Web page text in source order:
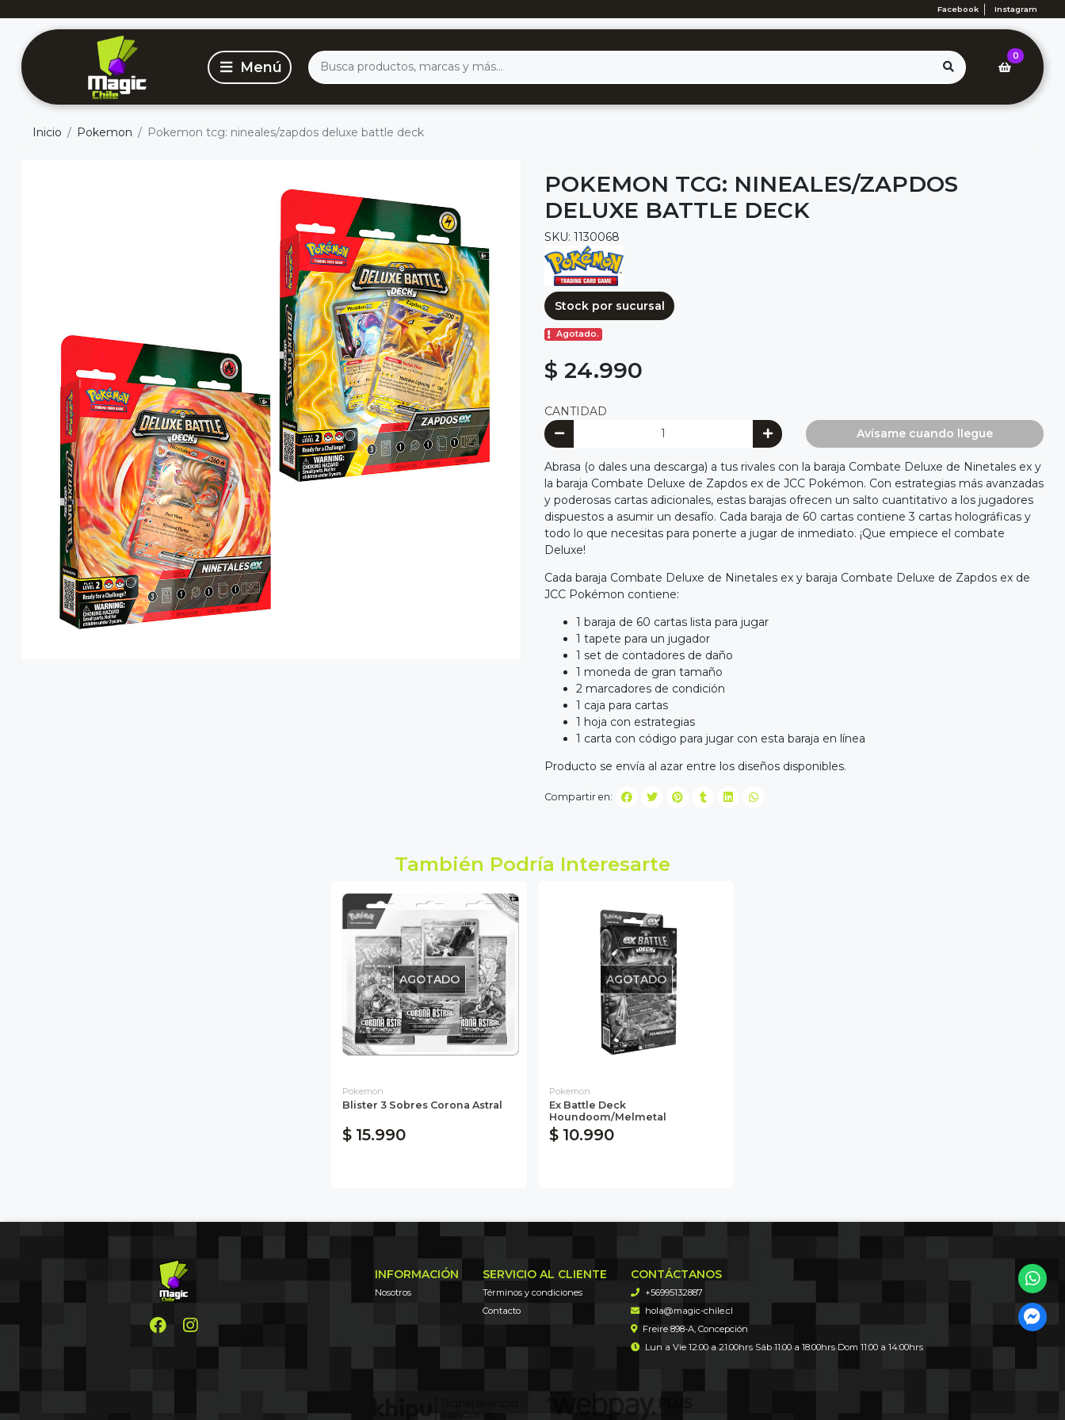
Facebook Instagram
0
Inicio Pokemon Pokemon tcg: nineales/zapdos deluxe battle deck
POKEMON TCG: NINEALES/ZAPDOS
DELUXE BATTLE DECK
SKU: 1130068
Stock por sucursal
Agotado.
$ 24.990
CANTIDAD
Avísame cuando llegue
Abrasa (o dales una descarga) a tus rivales con la baraja Combate Deluxe de Ninetales ex y
la baraja Combate Deluxe de Zapdos ex de JCC Pokémon. Con estrategias más avanzadas
y poderosas cartas adicionales, estas barajas ofrecen un salto cuantitativo a los jugadores
dispuestos a asumir un desafío. Cada baraja de 60 cartas contiene 3 cartas holográficas y
todo lo que necesitas para ponerte a jugar de inmediato. ¡Que empiece el combate
Deluxe!
Cada baraja Combate Deluxe de Ninetales ex y baraja Combate Deluxe de Zapdos ex de
JCC Pokémon contiene:
1 baraja de 60 cartas lista para jugar
1 tapete para un jugador
1 set de contadores de daño
1 moneda de gran tamaño
2 marcadores de condición
1 caja para cartas
1 hoja con estrategias
1 carta con código para jugar con esta baraja en línea
Producto se envía al azar entre los diseños disponibles.
Compartir en:
También Podría Interesarte
AGOTADO
Pokemon
Blister 3 Sobres Corona Astral
$ 15.990
AGOTADO
Pokemon
Ex Battle Deck
Houndoom/Melmetal
$ 10.990
INFORMACIÓN
Nosotros
SERVICIO AL CLIENTE
Términos y condiciones
Contacto
CONTÁCTANOS
+56995132887
hola@magic-chile.cl
Freire 898-A, Concepción
Lun a Vie 12:00 a 21:00hrs Sáb 11:00 a 18:00hrs Dom 11:00 a 14:00hrs